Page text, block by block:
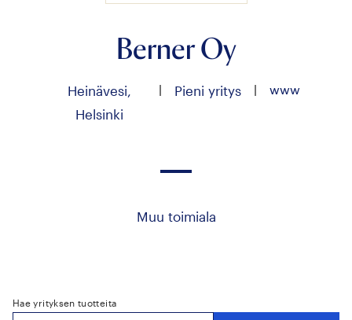
Berner Oy
Heinävesi,
Helsinki
| Pieni yritys | www
Muu toimiala
Hae yrityksen tuotteita